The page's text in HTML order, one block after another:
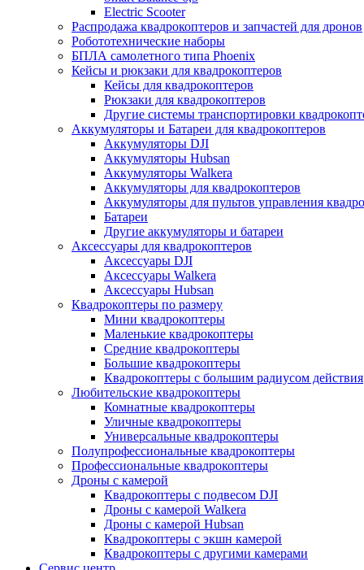
Electric Scooter
Распродажа квадрокоптеров и запчастей для дронов
Робототехнические наборы
БПЛА самолетного типа Phoenix
Кейсы и рюкзаки для квадрокоптеров
Кейсы для квадрокоптеров
Рюкзаки для квадрокоптеров
Другие системы транспортировки
Аккумуляторы и Батареи для квадрокоптеров
Аккумуляторы DJI
Аккумуляторы Hubsan
Аккумуляторы Walkera
Аккумуляторы для квадрокоптеров
Аккумуляторы для пультов управления
Батареи
Другие аккумуляторы и батареи
Аксессуары для квадрокоптеров
Аксессуары DJI
Аксессуары Walkera
Аксессуары Hubsan
Квадрокоптеры по размеру
Мини квадрокоптеры
Маленькие квадрокоптеры
Средние квадрокоптеры
Большие квадрокоптеры
Квадрокоптеры с большим радиусом действия
Любительские квадрокоптеры
Комнатные квадрокоптеры
Уличные квадрокоптеры
Универсальные квадрокоптеры
Полупрофессиональные квадрокоптеры
Профессиональные квадрокоптеры
Дроны с камерой
Квадрокоптеры с подвесом DJI
Дроны с камерой Walkera
Дроны с камерой Hubsan
Квадрокоптеры с экшн камерой
Квадрокоптеры с другими камерами